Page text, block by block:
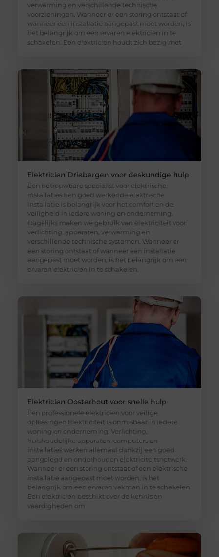
verwarming en verschillende technische
voorzieningen. Wanneer er een storing ontstaat of
wanneer een installatie aangepast moet worden, is
het belangrijk om een ervaren elektricien in te
schakelen. Een elektricien houdt zich bezig met
Elektricien Driebergen voor deskundige hulp
Een betrouwbare specialist voor elektrische
installaties Een goed werkende elektrische
installatie is belangrijk voor het comfort en de
veiligheid in iedere woning en onderneming.
Dagelijks maken we gebruik van elektriciteit voor
verlichting, apparaten, verwarming en
verschillende technische systemen. Wanneer er
een storing ontstaat of wanneer een installatie
aangepast moet worden, is het belangrijk om een
ervaren elektricien in te schakelen.
Elektricien Oosterhout voor snelle hulp
Een professionele elektricien voor veilige
oplossingen Elektriciteit is onmisbaar in iedere
woning en onderneming. Verlichting,
huishoudelijke apparaten, computers en
installaties werken allemaal dankzij een goed
aangelegd en onderhouden elektriciteitsnetwerk.
Wanneer er een storing ontstaat of een elektrische
installatie aangepast moet worden, is het
belangrijk om een ervaren vakman in te schakelen.
Een elektricien beschikt over de kennis en
vaardigheden om